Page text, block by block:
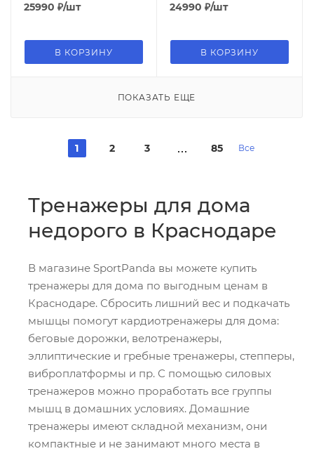
25990 ₽/шт
В КОРЗИНУ
24990 ₽/шт
В КОРЗИНУ
ПОКАЗАТЬ ЕЩЕ
1 2 3 85 Все
Тренажеры для дома
недорого в Краснодаре
В магазине SportPanda вы можете купить
тренажеры для дома по выгодным ценам в
Краснодаре. Сбросить лишний вес и подкачать
мышцы помогут кардиотренажеры для дома:
беговые дорожки, велотренажеры,
эллиптические и гребные тренажеры, степперы,
виброплатформы и пр. С помощью силовых
тренажеров можно проработать все группы
мышц в домашних условиях. Домашние
тренажеры имеют складной механизм, они
компактные и не занимают много места в